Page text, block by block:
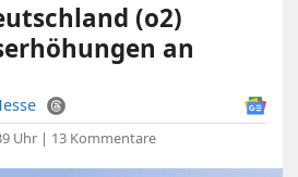
(o2)
an
Uhr | 13 Kommentare